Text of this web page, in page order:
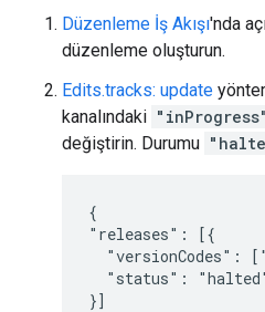
Düzenleme İş Akışı'nda
düzenleme oluşturun.
Edits.tracks: update
kanalındaki "inProgress"
değiştirin. Durumu
{
"releases": [{
"versionCodes":
"status":
}]